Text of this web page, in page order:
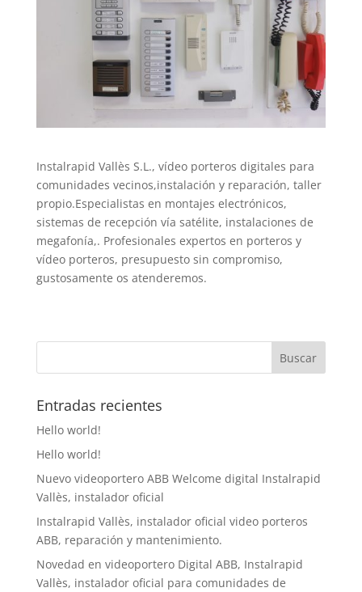
Instalrapid Vallès S.L., vídeo porteros digitales para
comunidades vecinos,instalación y reparación, taller
propio.Especialistas en montajes electrónicos,
sistemas de recepción vía satélite, instalaciones de
megafonía,. Profesionales expertos en porteros y
vídeo porteros, presupuesto sin compromiso,
gustosamente os atenderemos.
Entradas recientes
Hello world!
Hello world!
Nuevo videoportero ABB Welcome digital Instalrapid
Vallès, instalador oficial
Instalrapid Vallès, instalador oficial video porteros
ABB, reparación y mantenimiento.
Novedad en videoportero Digital ABB, Instalrapid
Vallès, instalador oficial para comunidades de